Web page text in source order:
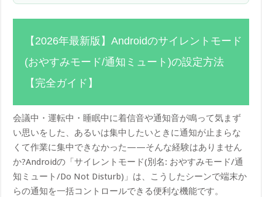
【2026年最新版】Androidのサイレントモード
(おやすみモード/通知ミュート)の設定方法
【完全ガイド】
会議中・運転中・睡眠中に着信音や通知音が鳴って気まず
い思いをした、あるいは集中したいときに通知が止まらな
くて作業に集中できなかった——そんな経験はありません
か?Androidの「サイレントモード(別名: おやすみモード/通
知ミュート/Do Not Disturb)」は、こうしたシーンで端末か
らの通知を一括コントロールできる便利な機能です。